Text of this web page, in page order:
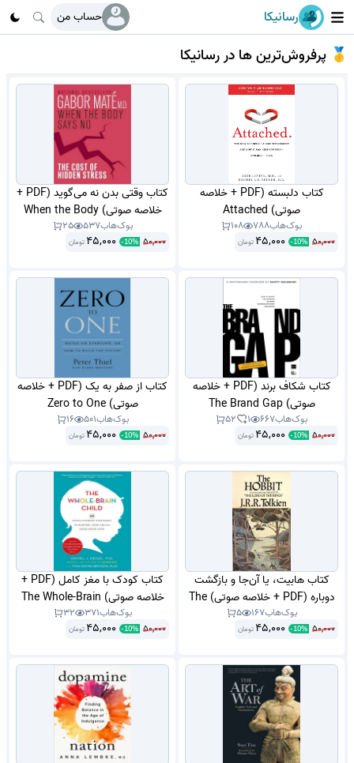
رسانیکا حساب من
🥇 پرفروش‌ترین ها در رسانیکا
کتاب دلبسته (PDF + خلاصه
صوتی) Attached
بوک‌هاب788
108
50,000
-10%
45,000 تومان
کتاب وقتی بدن نه می‌گوید (PDF +
خلاصه صوتی) When the Body
Says Noبوک‌هاب537
25
50,000
-10%
45,000 تومان
کتاب شکاف برند (PDF + خلاصه
صوتی) The Brand Gap
بوک‌هاب667
1
52
50,000
-10%
45,000 تومان
کتاب از صفر به یک (PDF + خلاصه
صوتی) Zero to One
بوک‌هاب501
16
50,000
-10%
45,000 تومان
کتاب هابیت، یا آن‌جا و بازگشت
دوباره (PDF + خلاصه صوتی) The
Hobbitبوک‌هاب167
5
50,000
-10%
45,000 تومان
کتاب کودک با مغز کامل (PDF +
خلاصه صوتی) The Whole-Brain
Childبوک‌هاب371
32
50,000
-10%
45,000 تومان